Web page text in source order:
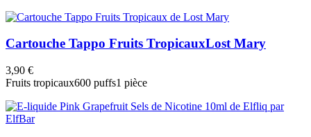
Cartouche Tappo Fruits TropicauxLost Mary
3,90 €
Fruits tropicaux600 puffs1 pièce